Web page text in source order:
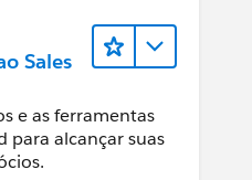
Sales
e as ferramentas
para alcançar suas